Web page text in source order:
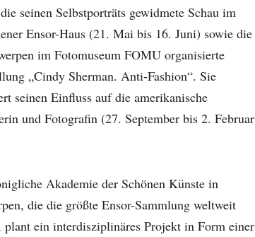
seinen Selbstporträts gewidmete Schau im
Ensor-Haus (21. Mai bis 16. Juni) sowie die
im Fotomuseum FOMU organisierte
„Cindy Sherman. Anti-Fashion“. Sie
seinen Einfluss auf die amerikanische
und Fotografin (27. September bis 2. Februar
Akademie der Schönen Künste in
die die größte Ensor-Sammlung weltweit
plant ein interdisziplinäres Projekt in Form einer